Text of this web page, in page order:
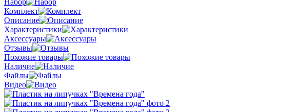
Комплект
Описание
Характеристики
Аксессуары
Отзывы
Похожие товары
Наличие
Файлы
Видео